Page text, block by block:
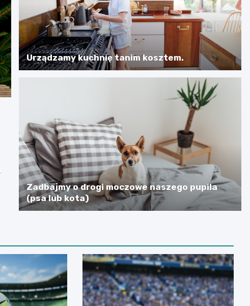
Urządzamy kuchnię tanim kosztem.
Zadbajmy o drogi moczowe naszego pupila
(psa lub kota)